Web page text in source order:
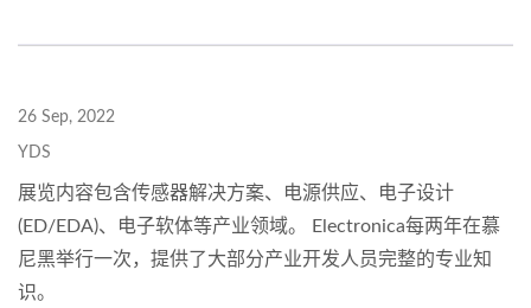
26 Sep, 2022
YDS
展览内容包含传感器解决方案、电源供应、电子设计
(ED/EDA)、电子软体等产业领域。 Electronica每两年在慕
尼黑举行一次，提供了大部分产业开发人员完整的专业知
识。